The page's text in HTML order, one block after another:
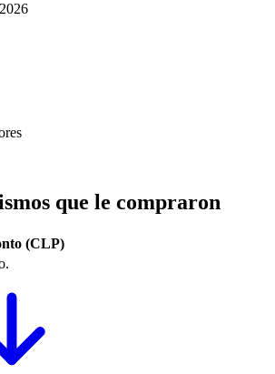
que le compraron
(CLP)